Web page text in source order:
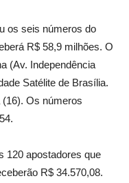
os seis números do
R$ 58,9 milhões. O
(Av. Independência
Satélite de Brasília.
(16). Os números
120 apostadores que
R$ 34.570,08.